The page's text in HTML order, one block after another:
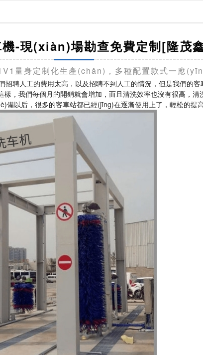
-現(xiàn)場勘查免費定制[隆茂
量身定制化生產(chǎn)，多種配置款式一應
聘人工的費用太高，以及招聘不到人工的情況，但是我們的客
們每個月的開銷就會增加，而且清洗效率也沒有很高，清
備以后，很多的客車站都已經(jīng)在逐漸使用上了，輕松的提高了